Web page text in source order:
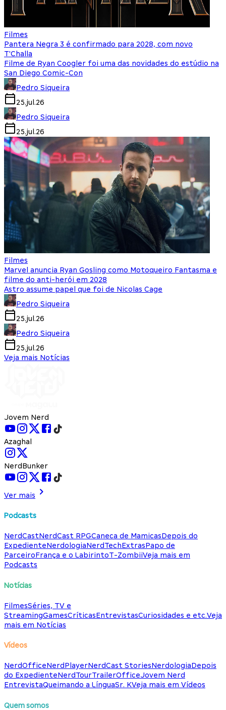
Filmes
Pantera Negra 3 é confirmado para 2028, com novo
T'Challa
Filme de Ryan Coogler foi uma das novidades do estúdio na
San Diego Comic-Con
Pedro Siqueira
25.jul.26
Pedro Siqueira
25.jul.26
Filmes
Marvel anuncia Ryan Gosling como Motoqueiro Fantasma e
filme do anti-herói em 2028
Astro assume papel que foi de Nicolas Cage
Pedro Siqueira
25.jul.26
Pedro Siqueira
25.jul.26
Veja mais Notícias
Jovem Nerd
Azaghal
NerdBunker
Ver mais
Podcasts
NerdCastNerdCast RPGCaneca de MamicasDepois do
ExpedienteNerdologiaNerdTechExtrasPapo de
ParceiroFrança e o LabirintoT-ZombiiVeja mais em
Podcasts
Notícias
FilmesSéries, TV e
StreamingGamesCríticasEntrevistasCuriosidades e etc.Veja
mais em Notícias
Vídeos
NerdOfficeNerdPlayerNerdCast StoriesNerdologiaDepois
do ExpedienteNerdTourTrailerOfficeJovem Nerd
EntrevistaQueimando a LínguaSr. KVeja mais em Vídeos
Quem somos